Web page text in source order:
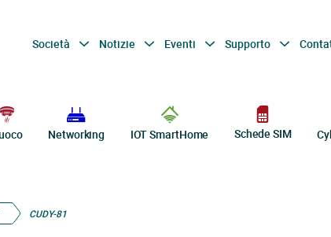
Società Notizie Eventi Supporto
Networking IOT SmartHome Schede SIM
CUDY-81